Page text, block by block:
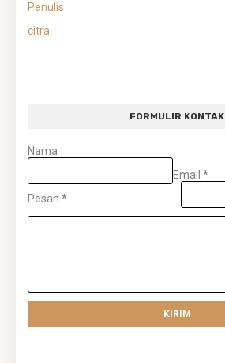
Penulis
citra
FORMULIR KONTAK
Nama
Email *
Pesan *